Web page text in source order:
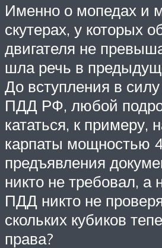
Именно о мопедах и
скутерах, у которых
двигателя не
шла речь в
До вступления в
ПДД РФ, любой
кататься, к примеру,
карпаты мощностью
предъявления
никто не требовал, а
ПДД никто не
скольких кубиков
права?